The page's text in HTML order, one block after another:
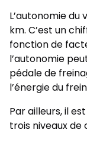
L’autonomie du
km. C’est un
fonction de
l’autonomie
pédale de
l’énergie du
Par ailleurs, il
trois niveaux de